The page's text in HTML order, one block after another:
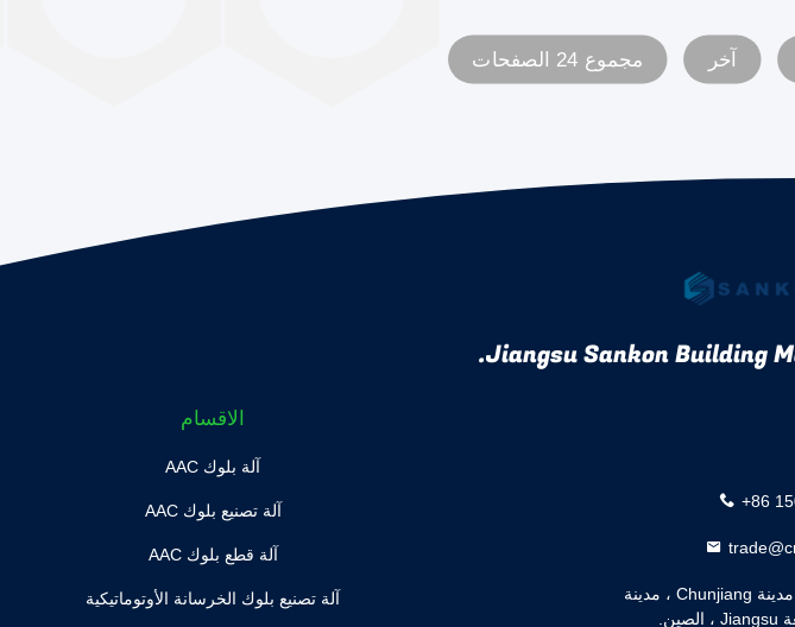
آخر مجموع 24 الصفحات
Jiangsu Sankon Building
الاقسام
آلة بلوك AAC
آلة تصنيع بلوك AAC
آلة قطع بلوك AAC
آلة تصنيع بلوك الخرسانة الأوتوماتيكية
+86
رقم 31 Xinxi Road ، مدينة Chunjiang ، مدينة